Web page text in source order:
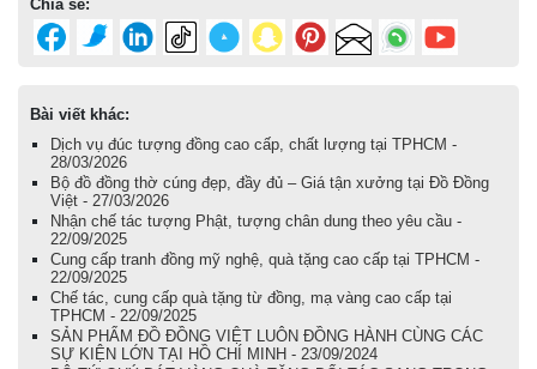
Chia sẻ:
Bài viết khác:
Dịch vụ đúc tượng đồng cao cấp, chất lượng tại TPHCM -
28/03/2026
Bộ đồ đồng thờ cúng đẹp, đầy đủ – Giá tận xưởng tại Đồ Đồng
Việt - 27/03/2026
Nhận chế tác tượng Phật, tượng chân dung theo yêu cầu -
22/09/2025
Cung cấp tranh đồng mỹ nghệ, quà tặng cao cấp tại TPHCM -
22/09/2025
Chế tác, cung cấp quà tặng từ đồng, mạ vàng cao cấp tại
TPHCM - 22/09/2025
SẢN PHẨM ĐỒ ĐỒNG VIỆT LUÔN ĐỒNG HÀNH CÙNG CÁC
SỰ KIỆN LỚN TẠI HỒ CHÍ MINH - 23/09/2024